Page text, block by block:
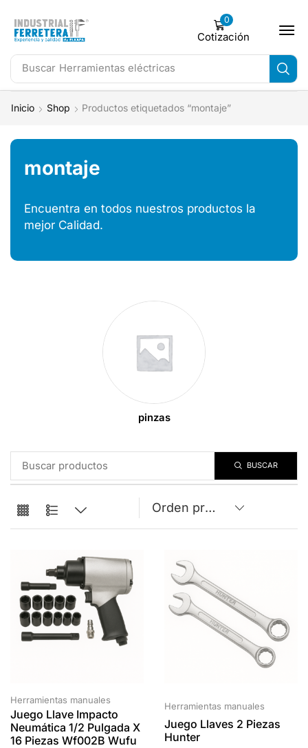
Buscar Herramientas eléctricas
0
Cotización
Inicio Shop Productos etiquetados “montaje”
montaje
Encuentra en todos nuestros productos la
mejor Calidad.
pinzas
BUSCAR
Herramientas manuales
Juego Llave Impacto
Neumática 1/2 Pulgada X
16 Piezas Wf002B Wufu
Herramientas manuales
Juego Llaves 2 Piezas
Hunter